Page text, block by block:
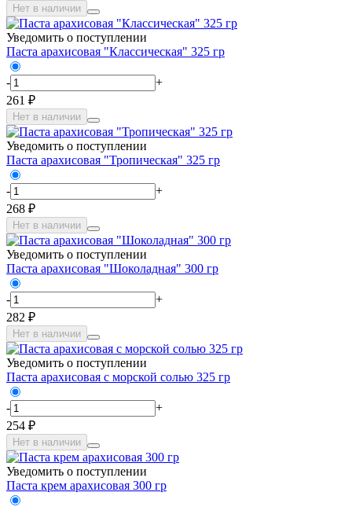
Нет в наличии
Уведомить о поступлении
Паста арахисовая "Классическая" 325 гр
-
+
261 ₽
Нет в наличии
Уведомить о поступлении
Паста арахисовая "Тропическая" 325 гр
-
+
268 ₽
Нет в наличии
Уведомить о поступлении
Паста арахисовая "Шоколадная" 300 гр
-
+
282 ₽
Нет в наличии
Уведомить о поступлении
Паста арахисовая с морской солью 325 гр
-
+
254 ₽
Нет в наличии
Уведомить о поступлении
Паста крем арахисовая 300 гр